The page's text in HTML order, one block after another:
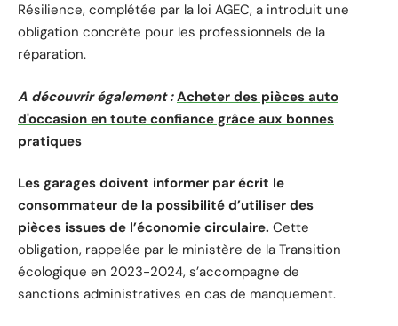
Résilience, complétée par la loi AGEC, a introduit une
obligation concrète pour les professionnels de la
réparation.
A découvrir également : Acheter des pièces auto
d'occasion en toute confiance grâce aux bonnes
pratiques
Les garages doivent informer par écrit le
consommateur de la possibilité d’utiliser des
pièces issues de l’économie circulaire. Cette
obligation, rappelée par le ministère de la Transition
écologique en 2023-2024, s’accompagne de
sanctions administratives en cas de manquement.